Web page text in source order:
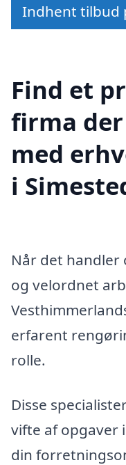
Indhent tilbud
Find et
firma
med
i
Når det handler
og velordnet
erfarent
rolle.
Disse
vifte af opgaver
din